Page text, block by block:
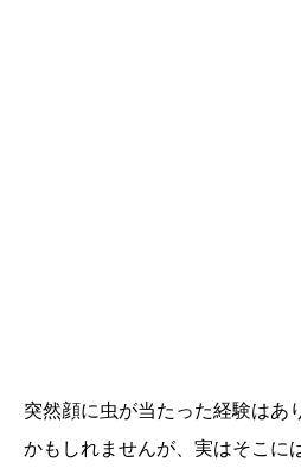
突然顔に虫が当たった経験はあ
かもしれませんが、実はそこに